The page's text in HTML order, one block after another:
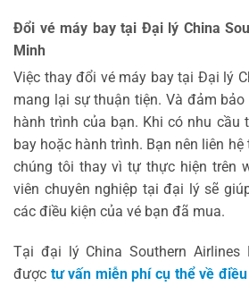
Đổi vé máy bay tại Đại lý China
Minh
Việc thay đổi vé máy bay tại Đại lý
mang lại sự thuận tiện. Và đảm
hành trình của bạn. Khi có nhu cầu
bay hoặc hành trình. Bạn nên liên
chúng tôi thay vì tự thực hiện trên
viên chuyên nghiệp tại đại lý sẽ
các điều kiện của vé bạn đã mua.
Tại đại lý China Southern Airlines
được tư vấn miễn phí cụ thể về